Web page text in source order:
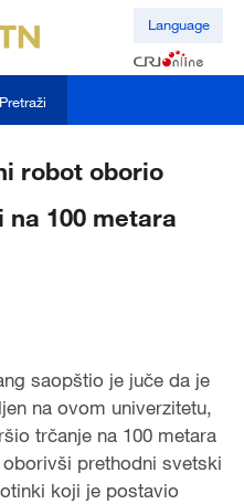
Language
Pretraži
robot oborio
100 metara
saopštio je juče da je
na ovom univerzitetu,
trčanje na 100 metara
prethodni svetski
koji je postavio